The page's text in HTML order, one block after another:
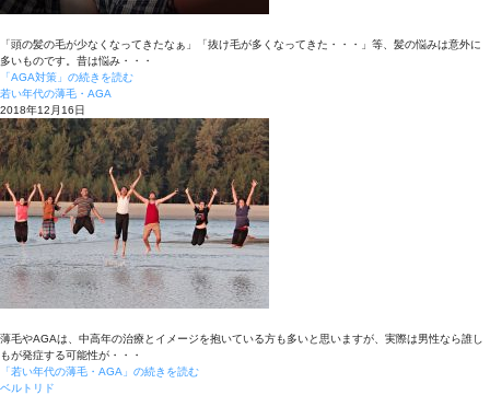
「頭の髪の毛が少なくなってきたなぁ」「抜け毛が多くなってきた・・・」等、髪の悩みは意外に
多いものです。昔は悩み・・・
「AGA対策」の続きを読む
若い年代の薄毛・AGA
2018年12月16日
薄毛やAGAは、中高年の治療とイメージを抱いている方も多いと思いますが、実際は男性なら誰し
もが発症する可能性が・・・
「若い年代の薄毛・AGA」の続きを読む
ベルトリド